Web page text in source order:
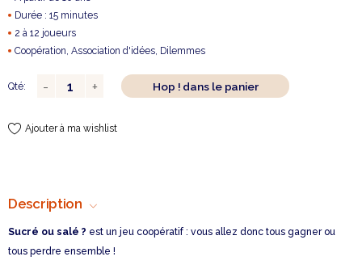
Durée : 15 minutes
2 à 12 joueurs
Coopération, Association d'idées, Dilemmes
Qté: Hop ! dans le panier
Ajouter à ma wishlist
Description
Sucré ou salé ? est un jeu coopératif : vous allez donc tous gagner ou
tous perdre ensemble !